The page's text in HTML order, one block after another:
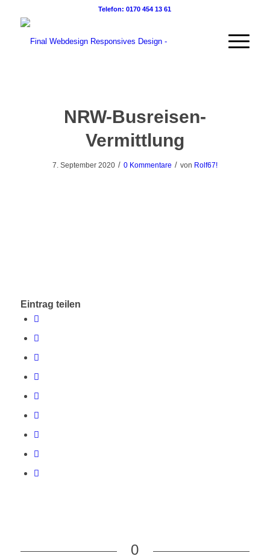
Telefon: 0170 454 13 61
NRW-Busreisen-
Vermittlung
7. September 2020 / 0 Kommentare / von Rolf67!
Eintrag teilen
0